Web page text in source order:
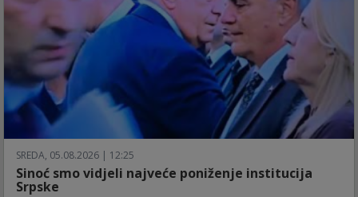
SREDA, 05.08.2026 | 12:25
Sinoć smo vidjeli najveće poniženje institucija
Srpske